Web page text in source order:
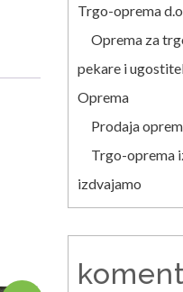
Trgo-oprema
Oprema za
pekare i
Oprema
Prodaja
Trgo-oprema
izdvajamo